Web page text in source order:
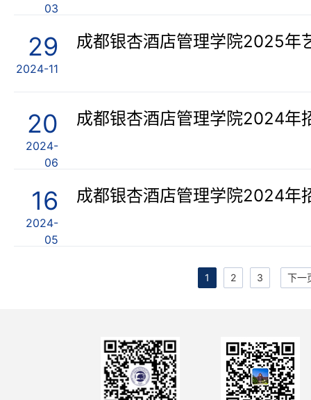
03
29
2024-11
成都银杏酒店管理学院2025年
20
2024-
06
成都银杏酒店管理学院2024年
16
2024-
05
1 2 3 下一